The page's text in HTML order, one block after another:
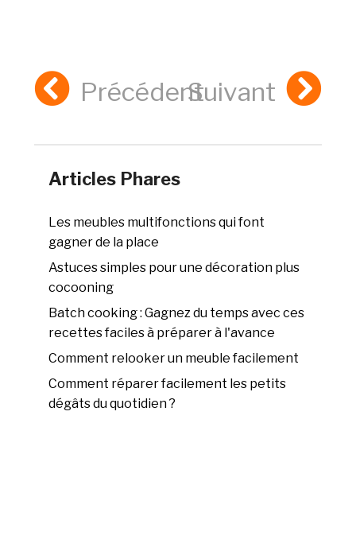
PrécédentSuivant
Articles Phares
Les meubles multifonctions qui font
gagner de la place
Astuces simples pour une décoration plus
cocooning
Batch cooking : Gagnez du temps avec ces
recettes faciles à préparer à l'avance
Comment relooker un meuble facilement
Comment réparer facilement les petits
dégâts du quotidien ?